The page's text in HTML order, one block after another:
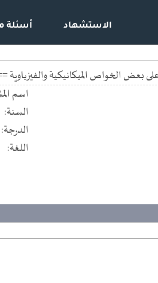
الاستشهاد أسئلة
اسم
السنة:
الدرجة:
اللغة: